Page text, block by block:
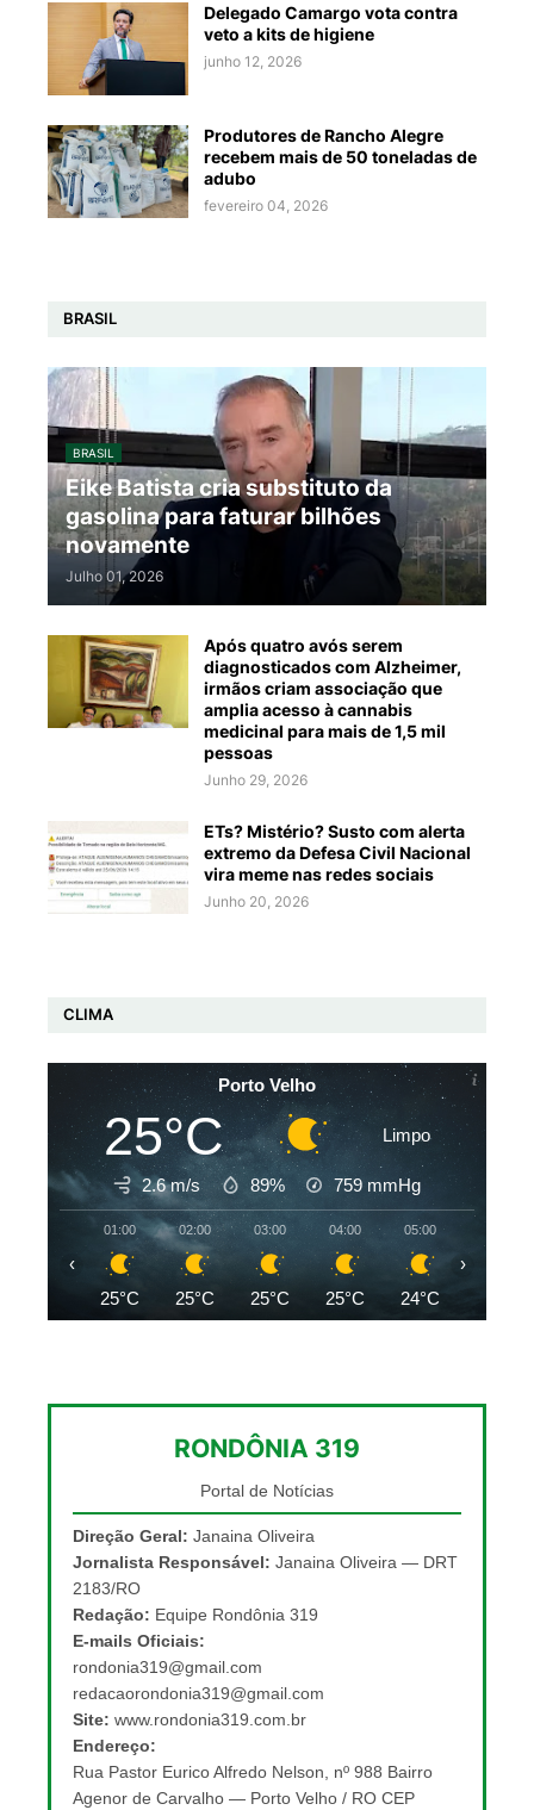
Delegado Camargo vota contra
veto a kits de higiene
junho 12, 2026
Produtores de Rancho Alegre
recebem mais de 50 toneladas de
adubo
fevereiro 04, 2026
BRASIL
BRASIL
Eike Batista cria substituto da
gasolina para faturar bilhões
novamente
Julho 01, 2026
Após quatro avós serem
diagnosticados com Alzheimer,
irmãos criam associação que
amplia acesso à cannabis
medicinal para mais de 1,5 mil
pessoas
Junho 29, 2026
ETs? Mistério? Susto com alerta
extremo da Defesa Civil Nacional
vira meme nas redes sociais
Junho 20, 2026
CLIMA
Porto Velho
25°C Limpo
2.6 m/s 89% 759 mmHg
01:00
25°C
02:00
25°C
03:00
25°C
04:00
25°C
05:00
24°C
‹ ›
RONDÔNIA 319
Portal de Notícias
Direção Geral: Janaina Oliveira
Jornalista Responsável: Janaina Oliveira — DRT
2183/RO
Redação: Equipe Rondônia 319
E-mails Oficiais:
rondonia319@gmail.com
redacaorondonia319@gmail.com
Site: www.rondonia319.com.br
Endereço:
Rua Pastor Eurico Alfredo Nelson, nº 988 Bairro
Agenor de Carvalho — Porto Velho / RO CEP